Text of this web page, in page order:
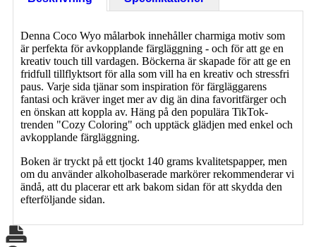
Denna Coco Wyo målarbok innehåller charmiga motiv som
är perfekta för avkopplande färgläggning - och för att ge en
kreativ touch till vardagen. Böckerna är skapade för att ge en
fridfull tillflyktsort för alla som vill ha en kreativ och stressfri
paus. Varje sida tjänar som inspiration för färgläggarens
fantasi och kräver inget mer av dig än dina favoritfärger och
en önskan att koppla av. Häng på den populära TikTok-
trenden "Cozy Coloring" och upptäck glädjen med enkel och
avkopplande färgläggning.
Boken är tryckt på ett tjockt 140 grams kvalitetspapper, men
om du använder alkoholbaserade markörer rekommenderar vi
ändå, att du placerar ett ark bakom sidan för att skydda den
efterföljande sidan.